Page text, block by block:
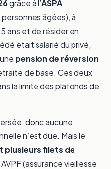
grâce à l’ASPA
âgées), à
ans et de résider en
était salarié du privé,
pension de réversion
de base. Ces deux
la limite des plafonds de
donc aucune
n’est due. Mais le
plusieurs filets de
(assurance vieillesse